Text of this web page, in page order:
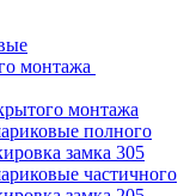
монтажа
монтажа
полного
замка 305
частичного